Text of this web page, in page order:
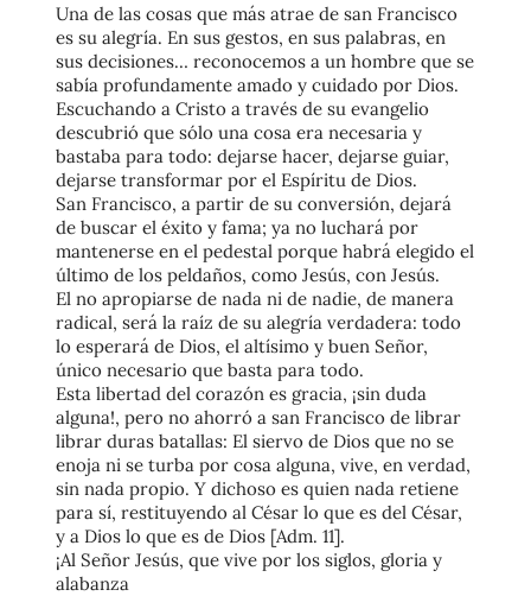
Una de las cosas que más atrae de san Francisco
es su alegría. En sus gestos, en sus palabras, en
sus decisiones… reconocemos a un hombre que se
sabía profundamente amado y cuidado por Dios.
Escuchando a Cristo a través de su evangelio
descubrió que sólo una cosa era necesaria y
bastaba para todo: dejarse hacer, dejarse guiar,
dejarse transformar por el Espíritu de Dios.
San Francisco, a partir de su conversión, dejará
de buscar el éxito y fama; ya no luchará por
mantenerse en el pedestal porque habrá elegido el
último de los peldaños, como Jesús, con Jesús.
El no apropiarse de nada ni de nadie, de manera
radical, será la raíz de su alegría verdadera: todo
lo esperará de Dios, el altísimo y buen Señor,
único necesario que basta para todo.
Esta libertad del corazón es gracia, ¡sin duda
alguna!, pero no ahorró a san Francisco de librar
librar duras batallas: El siervo de Dios que no se
enoja ni se turba por cosa alguna, vive, en verdad,
sin nada propio. Y dichoso es quien nada retiene
para sí, restituyendo al César lo que es del César,
y a Dios lo que es de Dios[Adm. 11].
¡Al Señor Jesús, que vive por los siglos, gloria y
alabanza